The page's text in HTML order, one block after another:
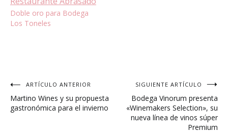
Doble oro para Bodega
Los Toneles
Navegación
de
ARTÍCULO ANTERIOR
Martino Wines y su propuesta
gastronómica para el invierno
SIGUIENTE ARTÍCULO
Bodega Vinorum presenta
«Winemakers Selection», su
nueva línea de vinos súper
Premium